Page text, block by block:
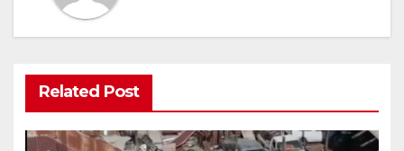
Related Post